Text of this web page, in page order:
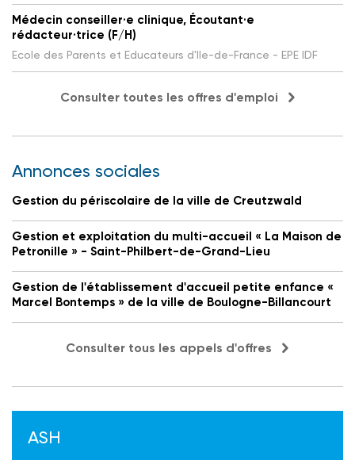
Médecin conseiller·e clinique, Écoutant·e
rédacteur·trice (F/H)
Ecole des Parents et Educateurs d'Ile-de-France - EPE IDF
Consulter toutes les offres d'emploi
Annonces sociales
Gestion du périscolaire de la ville de Creutzwald
Gestion et exploitation du multi-accueil « La Maison de
Petronille » - Saint-Philbert-de-Grand-Lieu
Gestion de l'établissement d'accueil petite enfance «
Marcel Bontemps » de la ville de Boulogne-Billancourt
Consulter tous les appels d'offres
ASH